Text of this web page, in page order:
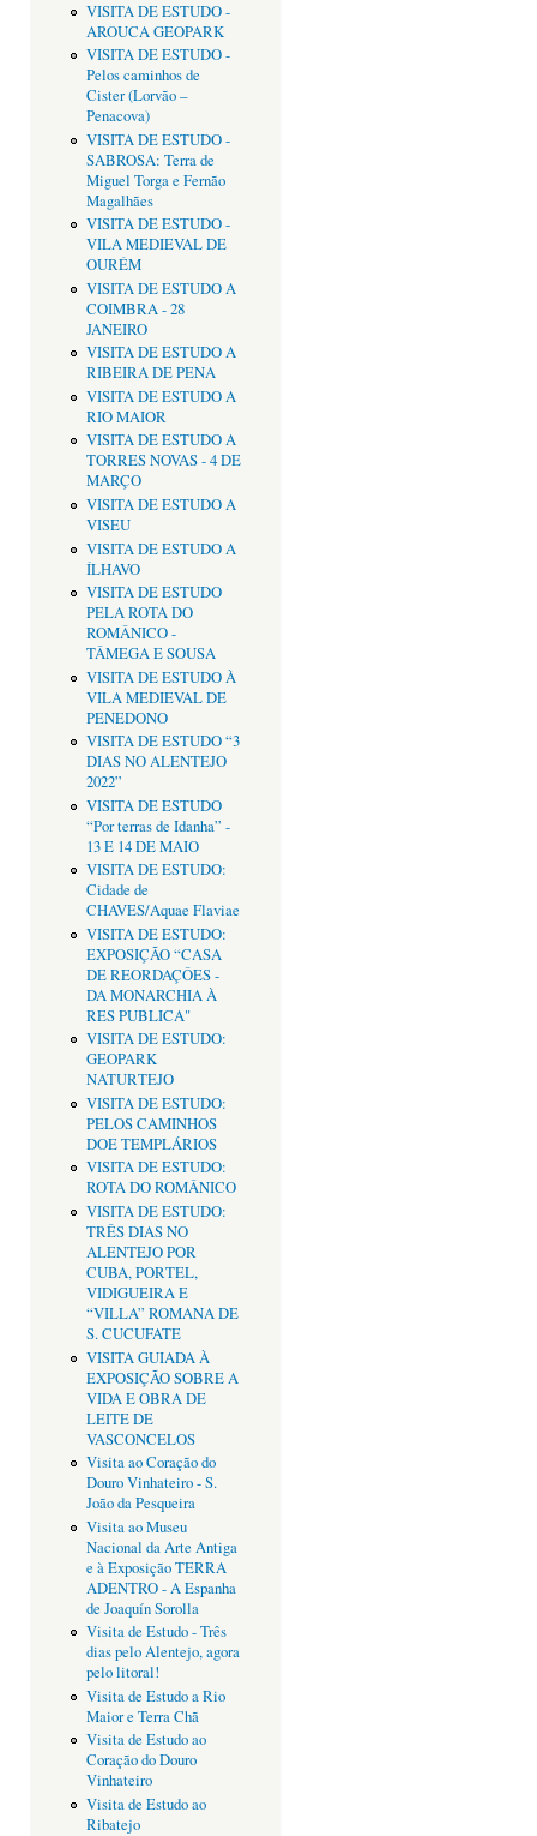
VISITA DE ESTUDO -
AROUCA GEOPARK
VISITA DE ESTUDO -
Pelos caminhos de
Cister (Lorvão –
Penacova)
VISITA DE ESTUDO -
SABROSA: Terra de
Miguel Torga e Fernão
Magalhães
VISITA DE ESTUDO -
VILA MEDIEVAL DE
OURÉM
VISITA DE ESTUDO A
COIMBRA - 28
JANEIRO
VISITA DE ESTUDO A
RIBEIRA DE PENA
VISITA DE ESTUDO A
RIO MAIOR
VISITA DE ESTUDO A
TORRES NOVAS - 4 DE
MARÇO
VISITA DE ESTUDO A
VISEU
VISITA DE ESTUDO A
ÍLHAVO
VISITA DE ESTUDO
PELA ROTA DO
ROMÂNICO -
TÂMEGA E SOUSA
VISITA DE ESTUDO À
VILA MEDIEVAL DE
PENEDONO
VISITA DE ESTUDO “3
DIAS NO ALENTEJO
2022”
VISITA DE ESTUDO
“Por terras de Idanha” -
13 E 14 DE MAIO
VISITA DE ESTUDO:
Cidade de
CHAVES/Aquae Flaviae
VISITA DE ESTUDO:
EXPOSIÇÃO “CASA
DE REORDAÇÔES -
DA MONARCHIA À
RES PUBLICA"
VISITA DE ESTUDO:
GEOPARK
NATURTEJO
VISITA DE ESTUDO:
PELOS CAMINHOS
DOE TEMPLÁRIOS
VISITA DE ESTUDO:
ROTA DO ROMÂNICO
VISITA DE ESTUDO:
TRÊS DIAS NO
ALENTEJO POR
CUBA, PORTEL,
VIDIGUEIRA E
“VILLA” ROMANA DE
S. CUCUFATE
VISITA GUIADA À
EXPOSIÇÃO SOBRE A
VIDA E OBRA DE
LEITE DE
VASCONCELOS
Visita ao Coração do
Douro Vinhateiro - S.
João da Pesqueira
Visita ao Museu
Nacional da Arte Antiga
e à Exposição TERRA
ADENTRO - A Espanha
de Joaquín Sorolla
Visita de Estudo - Três
dias pelo Alentejo, agora
pelo litoral!
Visita de Estudo a Rio
Maior e Terra Chã
Visita de Estudo ao
Coração do Douro
Vinhateiro
Visita de Estudo ao
Ribatejo